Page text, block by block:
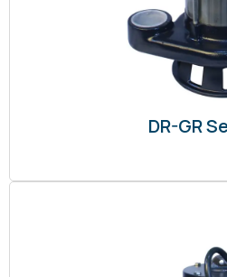
DR-GR